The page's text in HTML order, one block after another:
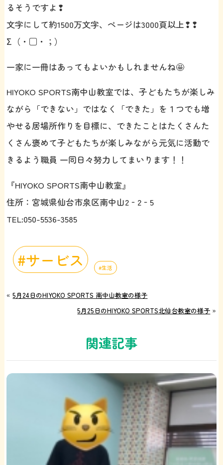
るそうですよ❢
文字にして約1500万文字、ページは3000頁以上❢❢
Σ（・□・；）
一家に一冊はあってもよいかもしれませんね🤩
HIYOKO SPORTS南中山教室では、子どもたちが楽しみ
ながら「できない」ではなく「できた」を１つでも増
やせる居場所作りを目標に、できたことはたくさんた
くさん褒めて子どもたちが楽しみながら元気に活動で
きるよう職員 一同日々努力してまいります！！
『HIYOKO SPORTS南中山教室』
住所：宮城県仙台市泉区南中山2‐2‐5
TEL:050-5536-3585
サービス 生活
«5月24日のHIYOKO SPORTS 南中山教室の様子
5月25日のHIYOKO SPORTS北仙台教室の様子 »
関連記事